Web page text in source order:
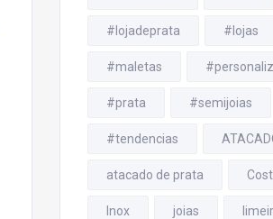
#lojadeprata #lojas
#maletas
#prata #semijoias
#tendencias
atacado de prata
Inox joias